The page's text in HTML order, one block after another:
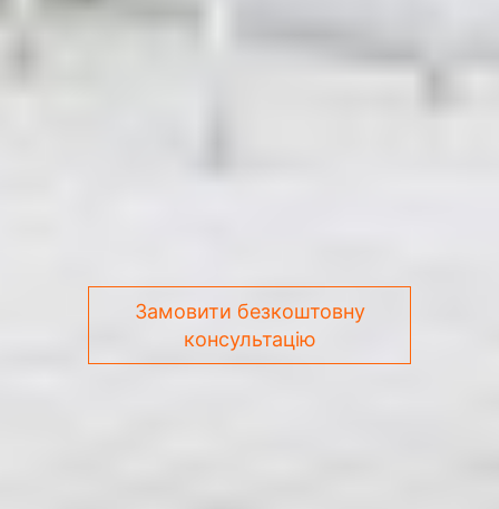
Замовити безкоштовну
консультацію